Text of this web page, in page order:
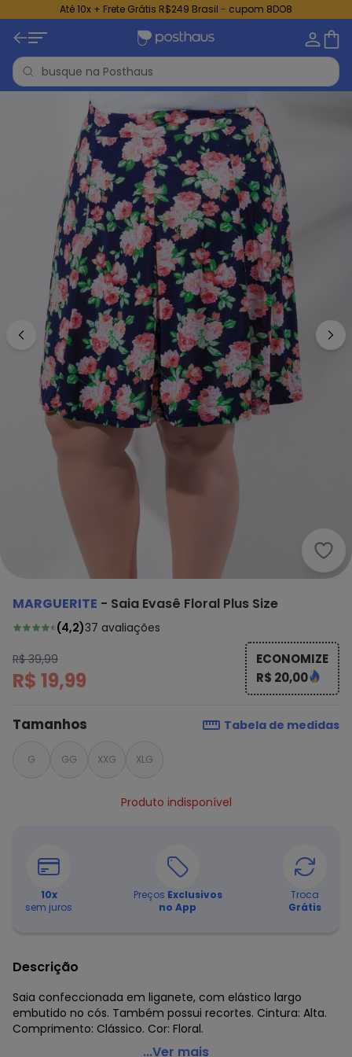
Até 10x + Frete Grátis R$249 Brasil - cupom 8DO8
MARGUERITE - Saia Evasê Floral Plus Size
(4,2)37 avaliações
R$ 39,99
R$ 19,99
ECONOMIZE
R$ 20,00
Tamanhos Tabela de medidas
G GG XXG XLG
Produto indisponível
10x
sem juros
Preços Exclusivos
no App
Troca
Grátis
Descrição
Saia confeccionada em liganete, com elástico largo
embutido no cós. Também possui recortes. Cintura: Alta.
Comprimento: Clássico. Cor: Floral.
Marguerite - Saia Evasê Floral Plus Size
...Ver mais